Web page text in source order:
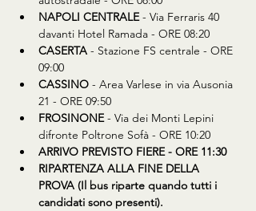
NAPOLI CENTRALE - Via Ferraris 40
davanti Hotel Ramada - ORE 08:20
CASERTA - Stazione FS centrale - ORE
09:00
CASSINO - Area Varlese in via Ausonia
21 - ORE 09:50
FROSINONE - Via dei Monti Lepini
difronte Poltrone Sofà - ORE 10:20
ARRIVO PREVISTO FIERE - ORE 11:30
RIPARTENZA ALLA FINE DELLA
PROVA (Il bus riparte quando tutti i
candidati sono presenti).